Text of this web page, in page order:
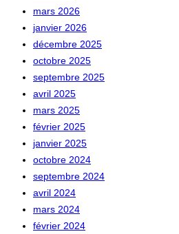
mars 2026
janvier 2026
décembre 2025
octobre 2025
septembre 2025
avril 2025
mars 2025
février 2025
janvier 2025
octobre 2024
septembre 2024
avril 2024
mars 2024
février 2024